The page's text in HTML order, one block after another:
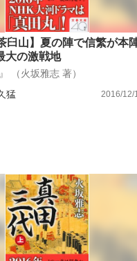
日本代表・森保一監督...
もっ
臼山】夏の陣で信繁が本
大の激戦地
（火坂雅志 著）
猛
2016/12/